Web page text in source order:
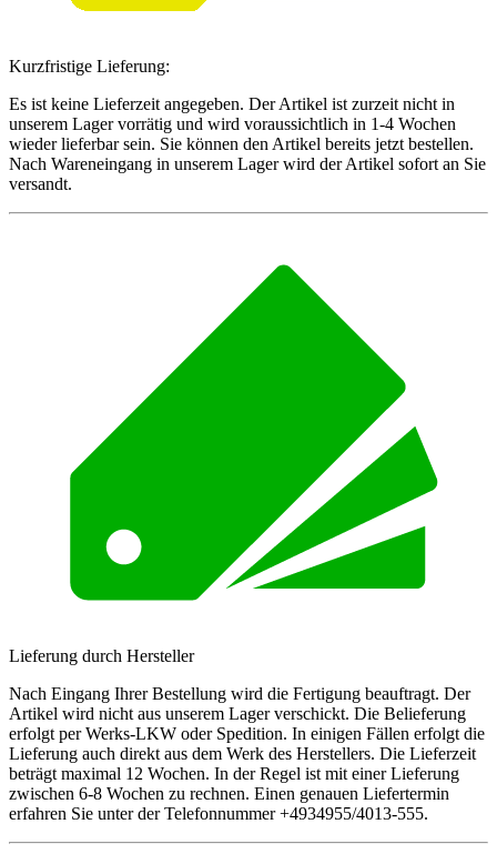
Kurzfristige Lieferung:
Es ist keine Lieferzeit angegeben. Der Artikel ist zurzeit nicht in
unserem Lager vorrätig und wird voraussichtlich in 1-4 Wochen
wieder lieferbar sein. Sie können den Artikel bereits jetzt bestellen.
Nach Wareneingang in unserem Lager wird der Artikel sofort an Sie
versandt.
Lieferung durch Hersteller
Nach Eingang Ihrer Bestellung wird die Fertigung beauftragt. Der
Artikel wird nicht aus unserem Lager verschickt. Die Belieferung
erfolgt per Werks-LKW oder Spedition. In einigen Fällen erfolgt die
Lieferung auch direkt aus dem Werk des Herstellers. Die Lieferzeit
beträgt maximal 12 Wochen. In der Regel ist mit einer Lieferung
zwischen 6-8 Wochen zu rechnen. Einen genauen Liefertermin
erfahren Sie unter der Telefonnummer +4934955/4013-555.